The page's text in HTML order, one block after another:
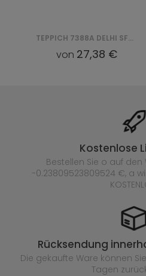
TEPPICH 7388A DELHI SFG - CZARNY
von27,38 €
Kostenlose
Bestellen Sie o auf
-0.23809523809524 €, a
Rücksendung
Die gekaufte Ware können
Tagen